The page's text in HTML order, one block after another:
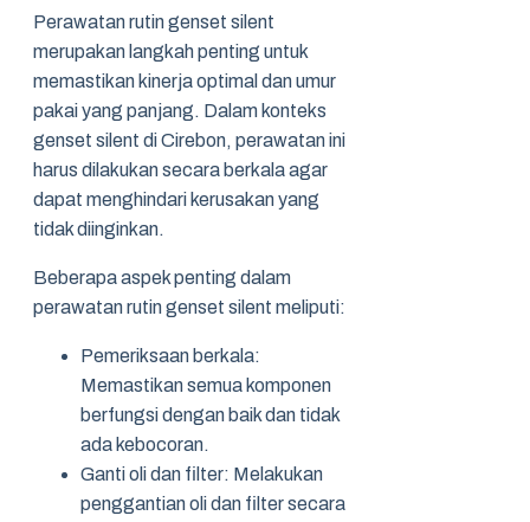
Perawatan rutin genset silent
merupakan langkah penting untuk
memastikan kinerja optimal dan umur
pakai yang panjang. Dalam konteks
genset silent di Cirebon, perawatan ini
harus dilakukan secara berkala agar
dapat menghindari kerusakan yang
tidak diinginkan.
Beberapa aspek penting dalam
perawatan rutin genset silent meliputi:
Pemeriksaan berkala:
Memastikan semua komponen
berfungsi dengan baik dan tidak
ada kebocoran.
Ganti oli dan filter: Melakukan
penggantian oli dan filter secara